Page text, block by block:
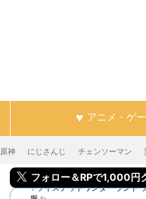
アニメ・ゲ
原神 にじさんじ チェンソーマン
フォロー＆RPで1,000円ク